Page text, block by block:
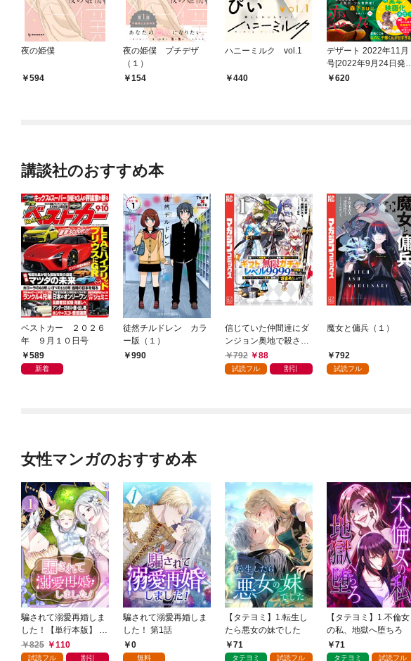
夜の姫僕
594
夜の姫僕 プチデザ
（１）
154
ハニーミルク vol.1
440
デザート 2022年11月
号[2022年9月24日発
売]620
講談社のおすすめ本
ベストカー ２０２６
年 ９月１０日号
589
新着
徒然チルドレン カラ
ー版（１）
990
信じていた仲間達にダ
ンジョン奥地で殺され
かけたがギフト『無限
ガチャ』でレベル９９
792 88
試読フル 割引
魔女と傭兵（１）
792
試読フル
女性マンガのおすすめ本
騙されて溺愛再婚しま
した！【単行本版】 1
巻825 110
試読フル 割引
騙されて溺愛再婚しま
した！ 第1話
0
無料
【タテヨミ】1.転生し
たら悪女の妹でした
71
タテヨミ 試読フル
【タテヨミ】1.不倫女
の私、地獄へ堕ちろ
71
タテヨミ 試読フル